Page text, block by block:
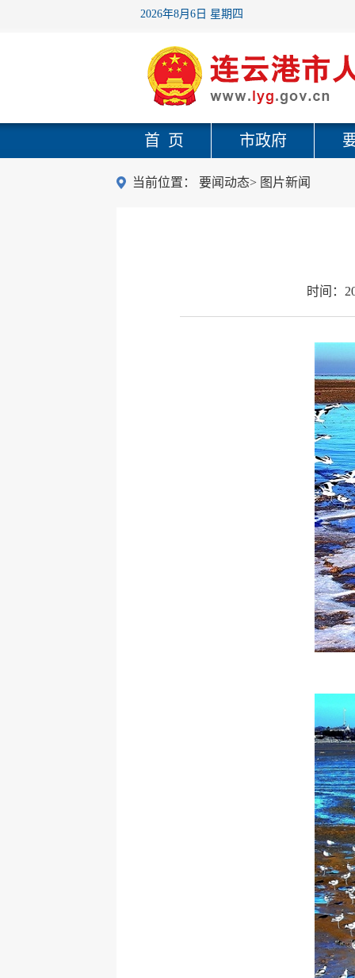
2026年8月6日 星期四
首 页 市政府
当前位置： 要闻动态> 图片新闻
时间：